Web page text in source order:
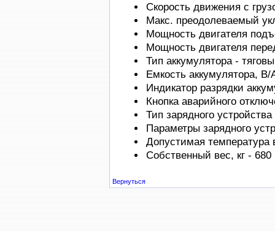
Скорость движения с
Макс. преодолеваемый
Мощность двигателя
Мощность двигателя
Тип аккумулятора -
Емкость аккумулятора, В/
Индикатор разрядки
Кнопка аварийного
Тип зарядного
Параметры зарядного
Допустимая температура
Собственный вес, кг - 680
Вернуться